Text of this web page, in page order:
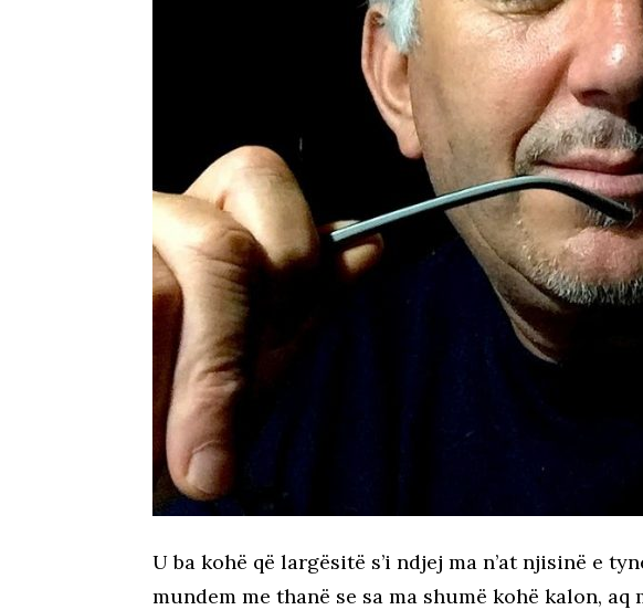
U ba kohë që largësitë s’i ndjej ma n’at njisinë e
mundem me thanë se sa ma shumë kohë kalon,